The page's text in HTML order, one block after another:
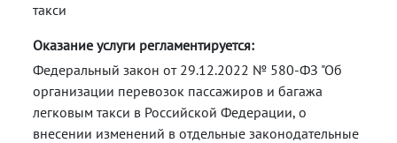
такси
Оказание услуги регламентируется:
Федеральный закон от 29.12.2022 № 580-ФЗ "Об
организации перевозок пассажиров и багажа
легковым такси в Российской Федерации, о
внесении изменений в отдельные законодательные